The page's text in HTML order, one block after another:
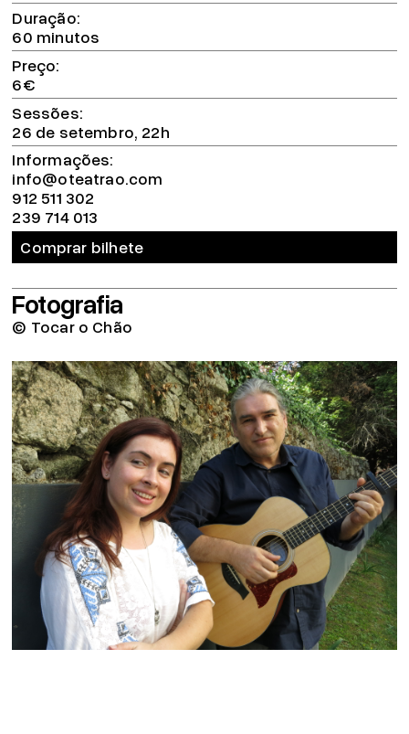
Duração
60 minutos
Preço
6€
Sessões
26 de setembro, 22h
Informações
info@oteatrao.com
912 511 302
239 714 013
Comprar bilhete
Fotografia
© Tocar o Chão